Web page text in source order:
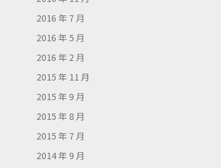
2016 年 7 月
2016 年 5 月
2016 年 2 月
2015 年 11 月
2015 年 9 月
2015 年 8 月
2015 年 7 月
2014 年 9 月